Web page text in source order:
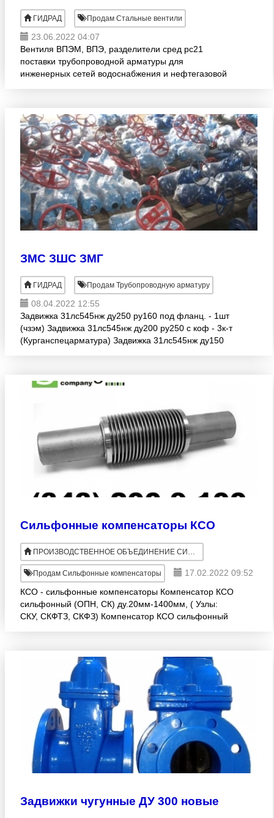
ГИДРАД Продам Стальные вентили
23.06.2022 04:07
Вентиля ВПЭМ, ВПЭ, разделители сред рс21
поставки трубопроводной арматуры для
инженерных сетей водоснабжения и нефтегазовой
ЗМС ЗШС ЗМГ
ГИДРАД Продам Трубопроводную арматуру
08.04.2022 12:55
Задвижка 31лс545нж ду250 ру160 под фланц. - 1шт
(чзэм) Задвижка 31лс545нж ду200 ру250 с коф - 3к-т
(Курганспецарматура) Задвижка 31лс545нж ду150
Сильфонные компенсаторы КСО
ПРОИЗВОДСТВЕННОЕ ОБЪЕДИНЕНИЕ СИНЕРГИЯ
Продам Сильфонные компенсаторы
17.02.2022 09:52
КСО - сильфонные компенсаторы Компенсатор КСО
сильфонный (ОПН, СК) ду.20мм-1400мм, ( Узлы:
СКУ, СКФТЗ, СКФЗ) Компенсатор КСО сильфонный
Задвижки чугунные ДУ 300 новые